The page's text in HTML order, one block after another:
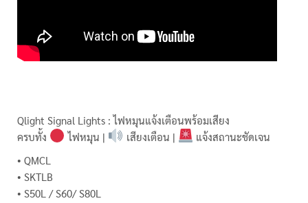
Qlight Signal Lights : ไฟหมุนแจ้งเตือนพร้อมเสียง
ครบทั้ง
ไฟหมุน | เสียงเตือน |
แจ้งสถานะชัดเจน
• QMCL
• SKTLB
• S50L / S60/ S80L